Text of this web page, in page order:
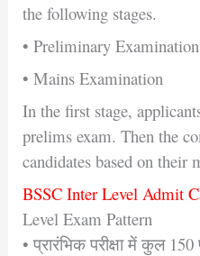
the following stages.
• Preliminary Examination
• Mains Examination
In the first stage,
prelims exam. Then the
candidates based on
BSSC Inter Level Admit
Level Exam Pattern
• प्रारंभिक परीक्षा में कुल